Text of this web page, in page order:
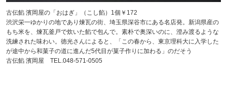
古伝餡 濱岡屋の「おはぎ」（こし餡）1個￥172
渋沢栄一ゆかりの地であり煉瓦の街、埼玉県深谷市にある名店発。新潟県産の
もち米を、煉瓦釜戸で炊いた餡で包んで。素朴で奥深いのに、澄み渡るような
洗練された味わい。徳光さんによると、「この春から、東京理科大に入学した
が途中から和菓子の道に進んだ5代目が菓子作りに加わる」のだそう
古伝餡 濱岡屋 TEL.048-571-0505